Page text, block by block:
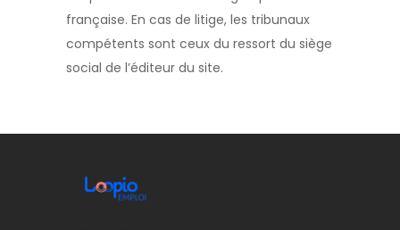
française. En cas de litige, les tribunaux
compétents sont ceux du ressort du siège
social de l’éditeur du site.